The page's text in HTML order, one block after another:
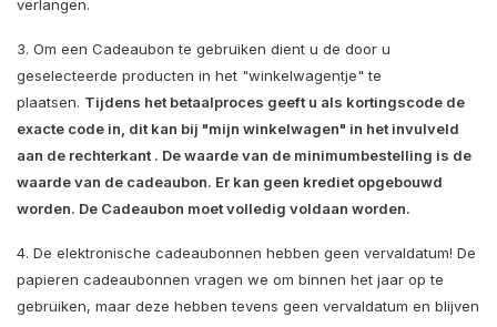
verlangen.
3. Om een Cadeaubon te gebruiken dient u de door u
geselecteerde producten in het "winkelwagentje" te
plaatsen. Tijdens het betaalproces geeft u als kortingscode de
exacte code in, dit kan bij "mijn winkelwagen" in het invulveld
aan de rechterkant . De waarde van de minimumbestelling is de
waarde van de cadeaubon. Er kan geen krediet opgebouwd
worden. De Cadeaubon moet volledig voldaan worden.
4. De elektronische cadeaubonnen hebben geen vervaldatum! De
papieren cadeaubonnen vragen we om binnen het jaar op te
gebruiken, maar deze hebben tevens geen vervaldatum en blijven